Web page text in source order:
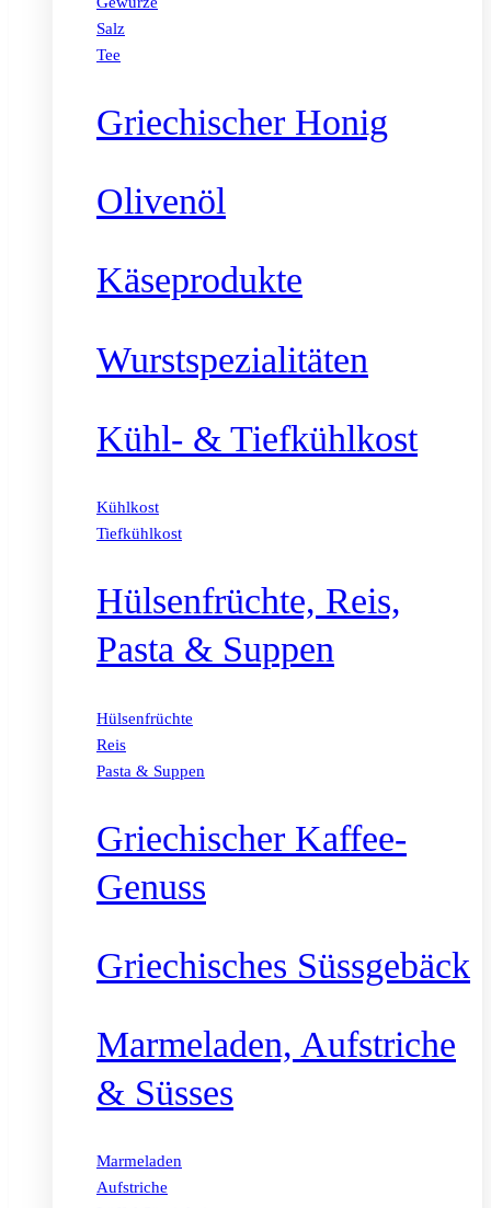
Salz
Tee
Griechischer Honig
Olivenöl
Käseprodukte
Wurstspezialitäten
Kühl- & Tiefkühlkost
Kühlkost
Tiefkühlkost
Hülsenfrüchte, Reis,
Pasta & Suppen
Hülsenfrüchte
Reis
Pasta & Suppen
Griechischer Kaffee-
Genuss
Griechisches Süssgebäck
Marmeladen, Aufstriche
& Süsses
Marmeladen
Aufstriche